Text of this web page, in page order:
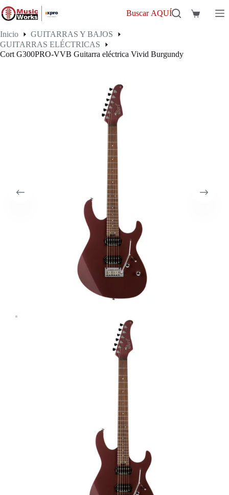
al
contenido
Buscar AQUÍ
Carro
Inicio
GUITARRAS Y BAJOS
GUITARRAS ELÉCTRICAS
Cort G300PRO-VVB Guitarra eléctrica Vivid Burgundy